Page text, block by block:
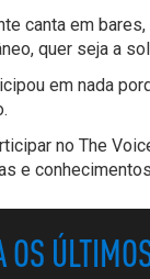
canta em
quer seja a
em nada
no The
e
OS